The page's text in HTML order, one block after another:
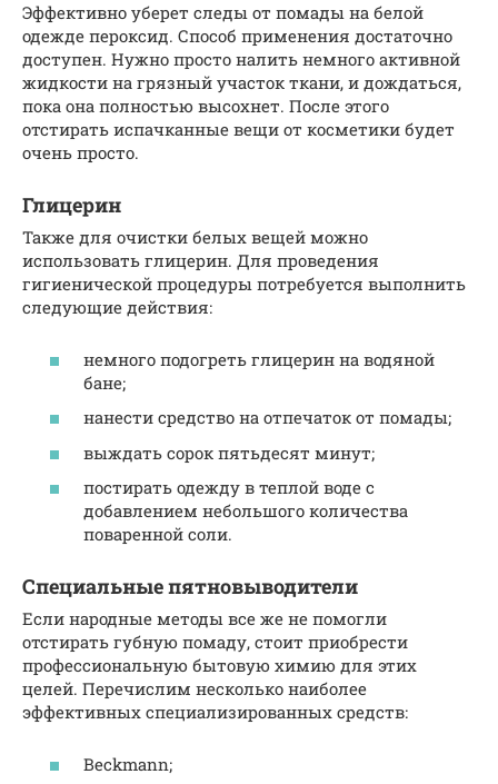
Эффективно уберет следы от помады на белой
одежде пероксид. Способ применения достаточно
доступен. Нужно просто налить немного активной
жидкости на грязный участок ткани, и дождаться,
пока она полностью высохнет. После этого
отстирать испачканные вещи от косметики будет
очень просто.
Глицерин
Также для очистки белых вещей можно
использовать глицерин. Для проведения
гигиенической процедуры потребуется выполнить
следующие действия:
немного подогреть глицерин на водяной
бане;
нанести средство на отпечаток от помады;
выждать сорок пятьдесят минут;
постирать одежду в теплой воде с
добавлением небольшого количества
поваренной соли.
Специальные пятновыводители
Если народные методы все же не помогли
отстирать губную помаду, стоит приобрести
профессиональную бытовую химию для этих
целей. Перечислим несколько наиболее
эффективных специализированных средств:
Beckmann;